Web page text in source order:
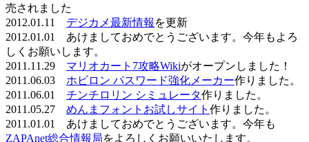
売されました
2012.01.11 デジカメ最新情報 を更新
2012.01.01 あけましておめでとうございます。今年もよろ
しくお願いします。
2011.11.29 マリオカート7攻略Wikiがオープンしました！
2011.06.03 ホビロン パスワード強化メーカー作りました。
2011.06.01 チンチロリン シミュレータ作りました。
2011.05.27 めんまフォントお試しサイト 作りました。
2011.01.01 あけましておめでとうございます。今年も
ZAPAnet総合情報局をよろしくお願いいたします。